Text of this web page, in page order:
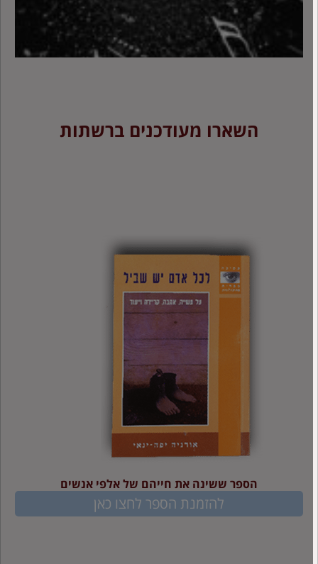
השארו מעודכנים ברשתות
הספר ששינה את חייהם של אלפי אנשים
להזמנת הספר לחצו כאן